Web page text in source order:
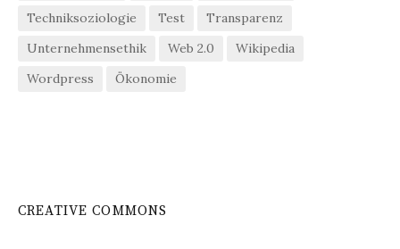
Techniksoziologie
Test
Transparenz
Unternehmensethik
Web 2.0
Wikipedia
Wordpress
Ökonomie
CREATIVE COMMONS